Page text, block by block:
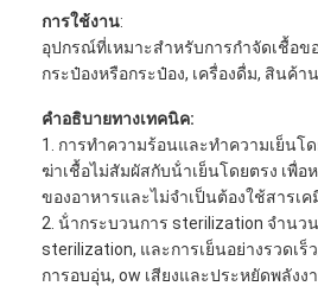
การใช้งาน:
อุปกรณ์ที่เหมาะสําหรับการกําจัดเชื้อข
กระป๋องหรือกระป๋อง, เครื่องดื่ม, สินค้า
คําอธิบายทางเทคนิค:
1. การทําความร้อนและทําความเย็นโ
ฆ่าเชื้อไม่สัมผัสกับน้ําเย็นโดยตรง เพื่อ
ของอาหารและไม่จําเป็นต้องใช้สารเ
2. น้ํากระบวนการ sterilization จํานว
sterilization, และการเย็นอย่างรวดเร็
การอบอุ่น, ow เสียงและประหยัดพลังง